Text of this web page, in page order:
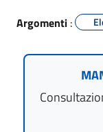
Argomenti :